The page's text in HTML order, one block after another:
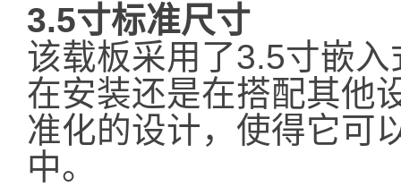
3.5寸标准尺寸
该载板采用了3.5寸嵌
在安装还是在搭配其他
准化的设计，使得它可
中。